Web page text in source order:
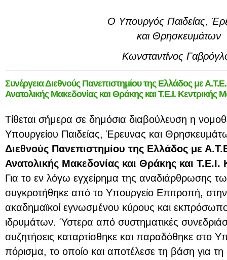
Ο Υπουργός Παιδείας,
και Θρησκευμάτων
Κωνσταντίνος
Συνέργεια Διεθνούς Πανεπιστημίου της Ελλάδος με
Ανατολικής Μακεδονίας και Θράκης και Τ.Ε.Ι. Κεντρικής
Τίθεται σήμερα σε δημόσια διαβούλευση η
Υπουργείου Παιδείας, Έρευνας και
Διεθνούς Πανεπιστημίου της Ελλάδος με
Ανατολικής Μακεδονίας και Θράκης και Τ.Ε.Ι.
Για το εν λόγω εγχείρημα της αναδιάρθρωσης
συγκροτήθηκε από το Υπουργείο Επιτροπή, στην
ακαδημαϊκοί εγνωσμένου κύρους και
ιδρυμάτων. Ύστερα από συστηματικές
συζητήσεις καταρτίσθηκε και παραδόθηκε στο
πόρισμα, το οποίο και αποτέλεσε τη βάση για